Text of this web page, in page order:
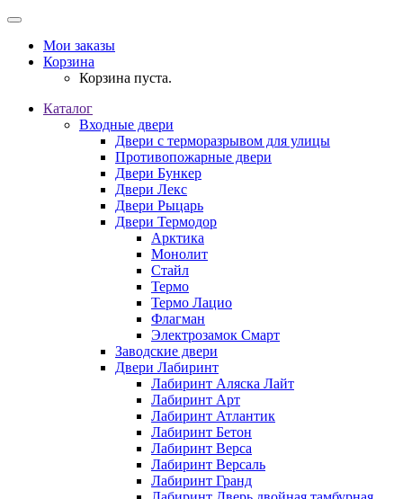
Мои заказы
Корзина
Корзина пуста.
Каталог
Входные двери
Двери с терморазрывом для улицы
Противопожарные двери
Двери Бункер
Двери Лекс
Двери Рыцарь
Двери Термодор
Арктика
Монолит
Стайл
Термо
Термо Лацио
Флагман
Электрозамок Смарт
Заводские двери
Двери Лабиринт
Лабиринт Аляска Лайт
Лабиринт Арт
Лабиринт Атлантик
Лабиринт Бетон
Лабиринт Верса
Лабиринт Версаль
Лабиринт Гранд